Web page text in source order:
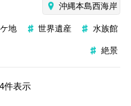
沖縄本島西海岸
地 世界遺産 水族館
絶景
件表示